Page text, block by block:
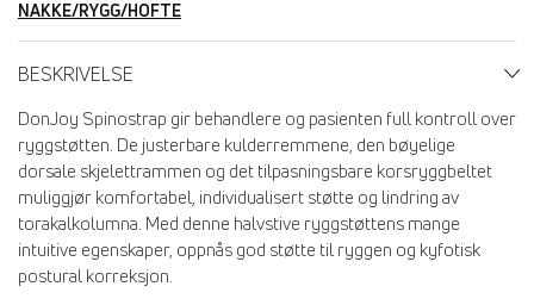
NAKKE/RYGG/HOFTE
BESKRIVELSE
DonJoy Spinostrap gir behandlere og pasienten full kontroll over
ryggstøtten. De justerbare kulderremmene, den bøyelige
dorsale skjelettrammen og det tilpasningsbare korsryggbeltet
muliggjør komfortabel, individualisert støtte og lindring av
torakalkolumna. Med denne halvstive ryggstøttens mange
intuitive egenskaper, oppnås god støtte til ryggen og kyfotisk
postural korreksjon.